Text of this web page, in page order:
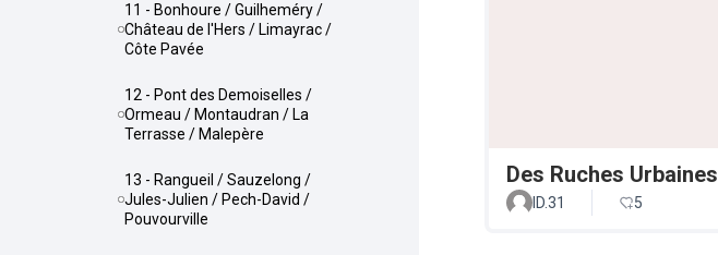
11 - Bonhoure / Guilheméry /
Château de l'Hers / Limayrac /
Côte Pavée
12 - Pont des Demoiselles /
Ormeau / Montaudran / La
Terrasse / Malepère
13 - Rangueil / Sauzelong /
Jules-Julien / Pech-David /
Pouvourville
Des Ruches Urbaines
ID.31
5